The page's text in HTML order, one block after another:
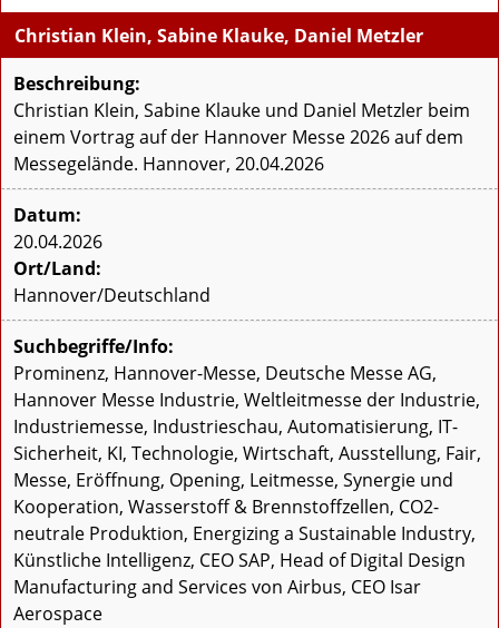
Christian Klein, Sabine Klauke, Daniel Metzler
Beschreibung:
Christian Klein, Sabine Klauke und Daniel Metzler beim
einem Vortrag auf der Hannover Messe 2026 auf dem
Messegelände. Hannover, 20.04.2026
Datum:
20.04.2026
Ort/Land:
Hannover/Deutschland
Suchbegriffe/Info:
Prominenz, Hannover-Messe, Deutsche Messe AG,
Hannover Messe Industrie, Weltleitmesse der Industrie,
Industriemesse, Industrieschau, Automatisierung, IT-
Sicherheit, KI, Technologie, Wirtschaft, Ausstellung, Fair,
Messe, Eröffnung, Opening, Leitmesse, Synergie und
Kooperation, Wasserstoff & Brennstoffzellen, CO2-
neutrale Produktion, Energizing a Sustainable Industry,
Künstliche Intelligenz, CEO SAP, Head of Digital Design
Manufacturing and Services von Airbus, CEO Isar
Aerospace